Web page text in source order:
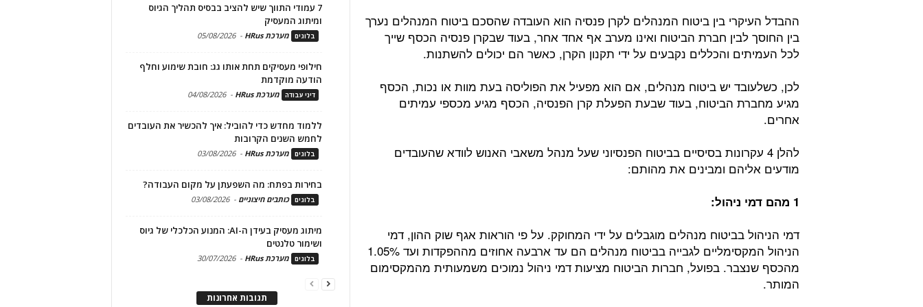
ההבדל העיקרי בין ביטוח המנהלים לקרן פנסיה הוא העובדה שהסכם ביטוח המנהלים נערך
בין החוסך לבין חברת הביטוח ואינו מערב אף אחד אחר, בעוד שבקרן פנסיה הכסף שייך
לכל העמיתים והכללים נקבעים על ידי תקנון הקרן, כאשר הם יכולים להשתנות.
לכן, כשלעובד יש ביטוח מנהלים, אם הוא מפעיל את הפוליסה בעת מוות או נכות, הכסף
מגיע מחברת הביטוח, בעוד שבעת הפעלת קרן הפנסיה, הכסף מגיע מכספי עמיתים
אחרים.
להלן 4 עקרונות בסיסיים בביטוח הפנסיוני שעל מנהל משאבי האנוש לוודא שהעובדים
מודעים אליהם ומבינים את מהותם:
1 מהם דמי ניהול:
דמי הניהול בביטוח מנהלים מוגבלים על ידי המחוקק. על פי הוראות אגף שוק ההון, דמי
הניהול המקסימליים לגבייה בביטוח מנהלים הם עד ארבעה אחוזים מההפקדות ועד 1.05%
מהכסף שנצבר. בפועל, חברות הביטוח מציעות דמי ניהול נמוכים משמעותית מהמקסימום
המותר.
7 עמודי התווך שיש להציב בבסיס תהליך הגיוס
ומיתוג המעסיק
בלוגים מערכת HRus -
05/08/2026
חילופי מעסיקים תחת אותו גג: חובת שימוע וחלף
הודעה מוקדמת
דיני עבודה מערכת HRus -
04/08/2026
ללמוד מחדש כדי להוביל: איך להכשיר את העובדים
לחמש השנים הקרובות
בלוגים מערכת HRus -
03/08/2026
בחירות בפתח: מה השפעתן על מקום העבודה?
בלוגים כותבים חיצוניים -
03/08/2026
מיתוג מעסיק בעידן ה-AI: המנוע הכלכלי של גיוס
ושימור טלנטים
בלוגים מערכת HRus -
30/07/2026
תגובות אחרונות